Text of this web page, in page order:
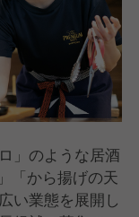
」のような居酒
「から揚げの天
い業態を展開し